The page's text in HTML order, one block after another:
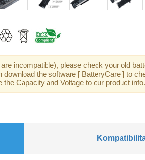
incompatible), please check your old
download the software [ BatteryCare ] to
Capacity and Voltage to our product info.